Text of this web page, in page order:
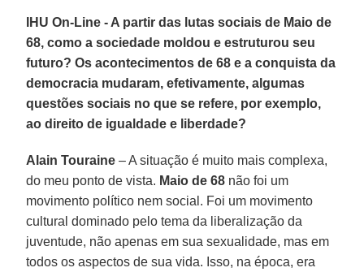
IHU On-Line - A partir das lutas sociais de Maio de
68, como a sociedade moldou e estruturou seu
futuro? Os acontecimentos de 68 e a conquista da
democracia mudaram, efetivamente, algumas
questões sociais no que se refere, por exemplo,
ao direito de igualdade e liberdade?
Alain Touraine – A situação é muito mais complexa,
do meu ponto de vista. Maio de 68 não foi um
movimento político nem social. Foi um movimento
cultural dominado pelo tema da liberalização da
juventude, não apenas em sua sexualidade, mas em
todos os aspectos de sua vida. Isso, na época, era